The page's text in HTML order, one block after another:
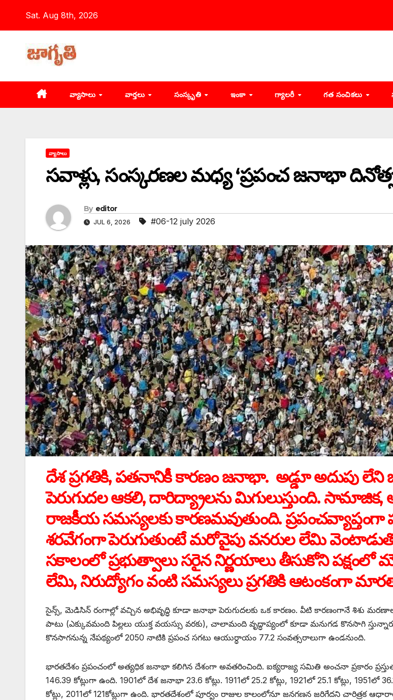
Sat. Aug 8th, 2026
వ్యాసాలు వార్తలు సంస్కృతి ఇంకా గ్యాలరీ గత సంచికలు
వ్యాసాలు
సవాళ్లు, సంస్కరణల మధ్య ‘ప్రపంచ జనాభా
By editor
JUL 6, 2026 #06-12 july 2026
దేశ ప్రగతికి, పతనానికీ కారణం జనాభా. అడ్డూ అదుపు
పెరుగుదల ఆకలి, దారిద్య్రాలను మిగులుస్తుంది. సామాజిక,
రాజకీయ సమస్యలకు కారణమవుతుంది. ప్రపంచవ్యాప్తంగా
శరవేగంగా పెరుగుతుంటే మరోవైపు వనరుల లేమి
సకాలంలో ప్రభుత్వాలు సరైన నిర్ణయాలు తీసుకోని పక్షంలో
లేమి, నిరుద్యోగం వంటి సమస్యలు ప్రగతికి ఆటంకంగా
సైన్స్, ‌మెడిసిన్‌ ‌రంగాల్లో వచ్చిన అభివృద్ధి కూడా జనాభా పెరుగుదలకు ఒక కారణం. వీటి కారణంగానే శిశు
పాటు (ఎక్కువమంది పిల్లలు యుక్త వయస్సు వరకు), చాలామంది వృద్ధాప్యంలో కూడా మనుగడ కొనసాగి
కొనసాగనున్న నేపథ్యంలో 2050 నాటికి ప్రపంచ సగటు ఆయుర్ధాయం 77.2 సంవత్సరాలుగా ఉండనుంది.
భారతదేశం ప్రపంచంలో అత్యధిక జనాభా కలిగిన దేశంగా అవతరించింది. ఐక్యరాజ్య సమితి అంచనా ప్రకారం
146.39 కోట్లుగా ఉంది. 1901లో దేశ జనాభా 23.6 కోట్లు. 1911లో 25.2 కోట్లు, 1921లో 25.1 కోట్లు, 1951లో
కోట్లు, 2011లో 121కోట్లుగా ఉంది. భారతదేశంలో పూర్వం రాజుల కాలంలోనూ జనగణన జరిగేదని చారిత్రక